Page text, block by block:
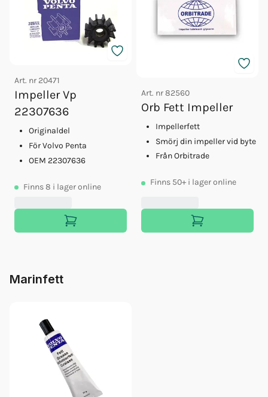
Art. nr 20471
Impeller Vp
22307636
Originaldel
För Volvo Penta
OEM 22307636
Finns8 i lager online
Art. nr82560
Orb Fett Impeller
Impellerfett
Smörj din impeller vid byte
Från Orbitrade
Finns 50+ i lager online
Marinfett